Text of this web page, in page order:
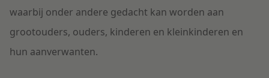
waarbij onder andere gedacht kan worden aan
grootouders, ouders, kinderen en kleinkinderen en
hun aanverwanten.